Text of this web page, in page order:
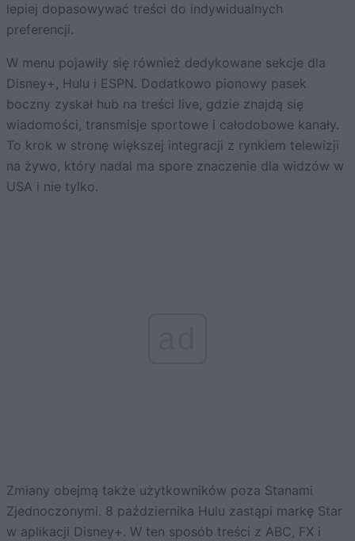
lepiej dopasowywać treści do indywidualnych
preferencji.
W menu pojawiły się również dedykowane sekcje dla
Disney+, Hulu i ESPN. Dodatkowo pionowy pasek
boczny zyskał hub na treści live, gdzie znajdą się
wiadomości, transmisje sportowe i całodobowe kanały.
To krok w stronę większej integracji z rynkiem telewizji
na żywo, który nadal ma spore znaczenie dla widzów w
USA i nie tylko.
Zmiany obejmą także użytkowników poza Stanami
Zjednoczonymi. 8 października Hulu zastąpi markę Star
w aplikacji Disney+. W ten sposób treści z ABC, FX i